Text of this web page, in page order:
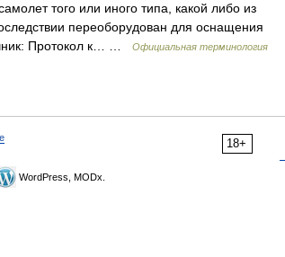
того или иного типа, какой либо из
переоборудован для оснащения
Протокол к… …
Официальная терминология
18+
WordPress, MODx.